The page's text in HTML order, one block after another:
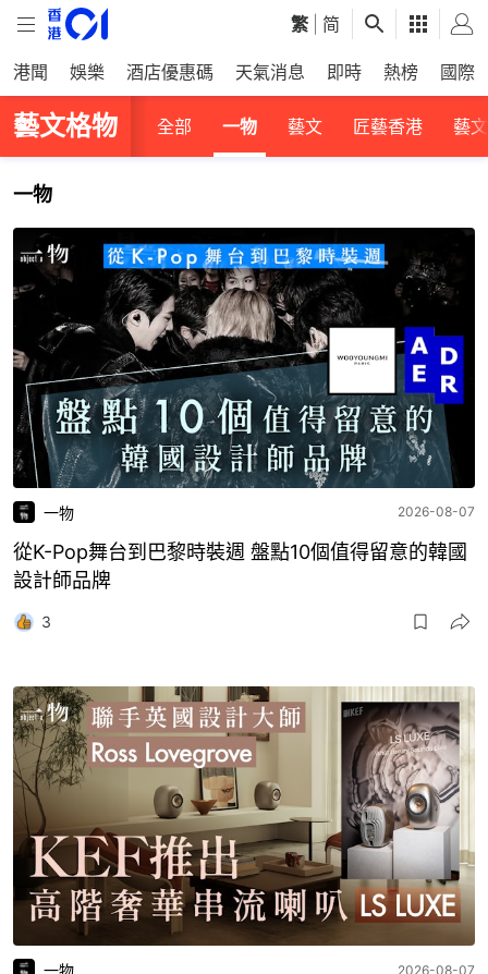
繁 简
港聞 娛樂 酒店優惠碼 天氣消息 即時 熱榜 國際
藝文格物 全部 一物 藝文 匠藝香港 藝
一物
一物 2026-08-07
從K-Pop舞台到巴黎時裝週 盤點10個值得留意的韓國
設計師品牌
3
一物 2026-08-07